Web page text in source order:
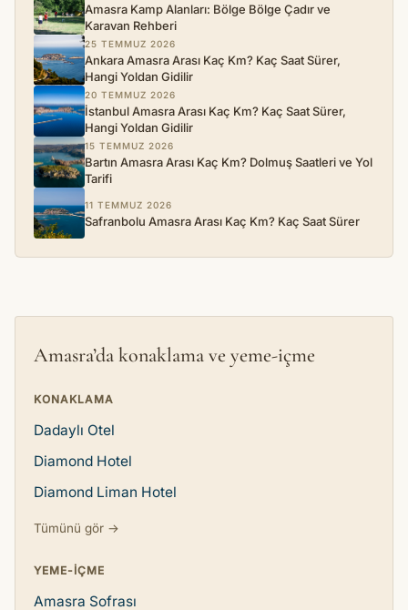
Amasra Kamp Alanları: Bölge Bölge Çadır ve
Karavan Rehberi
25 TEMMUZ 2026
Ankara Amasra Arası Kaç Km? Kaç Saat Sürer,
Hangi Yoldan Gidilir
20 TEMMUZ 2026
İstanbul Amasra Arası Kaç Km? Kaç Saat Sürer,
Hangi Yoldan Gidilir
15 TEMMUZ 2026
Bartın Amasra Arası Kaç Km? Dolmuş Saatleri ve Yol
Tarifi
11 TEMMUZ 2026
Safranbolu Amasra Arası Kaç Km? Kaç Saat Sürer
Amasra’da konaklama ve yeme-içme
KONAKLAMA
Dadaylı Otel
Diamond Hotel
Diamond Liman Hotel
Tümünü gör →
YEME-IÇME
Amasra Sofrası